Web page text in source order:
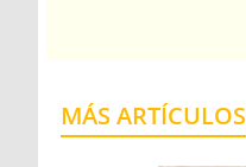
MÁS ARTÍCULOS